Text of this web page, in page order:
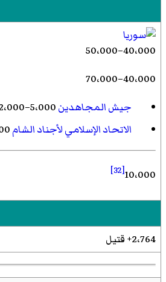
40،000–50،000
40،000–70،000
جيش المجاهدين
الاتحاد الإسلامي لأجناد الشام
10،000[32]
2،764+ قتيل